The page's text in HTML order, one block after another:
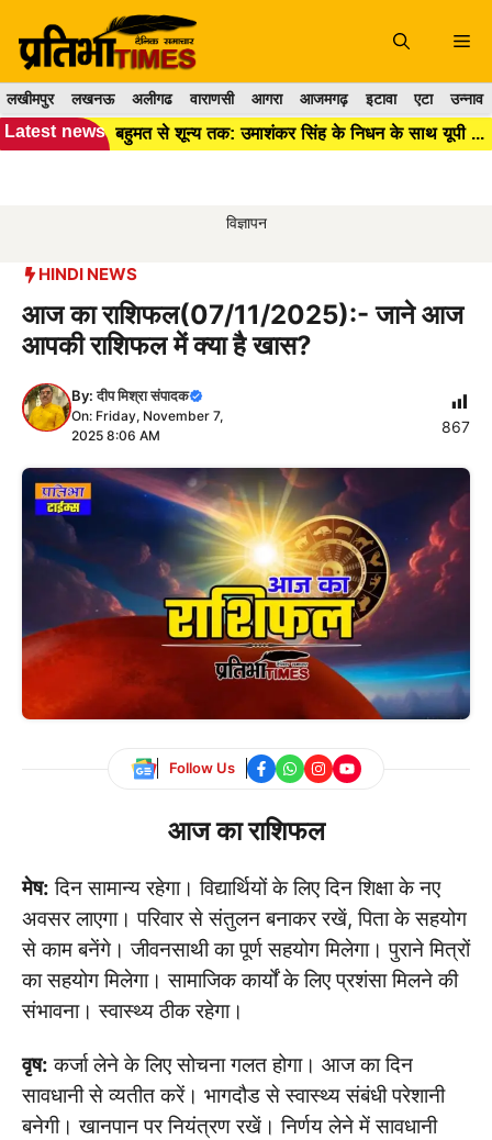
content
लखीमपुर लखनऊ अलीगढ वाराणसी आगरा आजमगढ़ इटावा एटा उन्नाव
Latest news बहुमत से शून्य तक: उमाशंकर सिंह के निधन के साथ यूपी विधानसभा में BSP का अस्तित्व हुआ खत्म।।
विज्ञापन
HINDI NEWS
आज का राशिफल(07/11/2025):- जाने आज
आपकी राशिफल में क्या है खास?
By:दीप मिश्रा संपादक
On: Friday, November 7,
2025 8:06 AM
867
Follow Us
आज का राशिफल
मेष: दिन सामान्य रहेगा। विद्यार्थियों के लिए दिन शिक्षा के नए
अवसर लाएगा। परिवार से संतुलन बनाकर रखें, पिता के सहयोग
से काम बनेंगे। जीवनसाथी का पूर्ण सहयोग मिलेगा। पुराने मित्रों
का सहयोग मिलेगा। सामाजिक कार्यों के लिए प्रशंसा मिलने की
संभावना। स्वास्थ्य ठीक रहेगा।
वृष: कर्जा लेने के लिए सोचना गलत होगा। आज का दिन
सावधानी से व्यतीत करें। भागदौड से स्वास्थ्य संबंधी परेशानी
बनेगी। खानपान पर नियंत्रण रखें। निर्णय लेने में सावधानी